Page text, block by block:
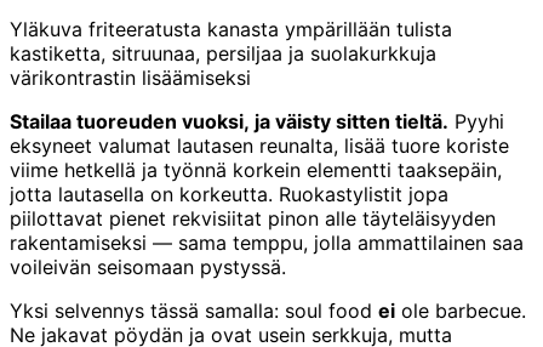
Yläkuva friteeratusta kanasta ympärillään tulista
kastiketta, sitruunaa, persiljaa ja suolakurkkuja
värikontrastin lisäämiseksi
Stailaa tuoreuden vuoksi, ja väisty sitten tieltä. Pyyhi
eksyneet valumat lautasen reunalta, lisää tuore koriste
viime hetkellä ja työnnä korkein elementti taaksepäin,
jotta lautasella on korkeutta. Ruokastylistit jopa
piilottavat pienet rekvisiitat pinon alle täyteläisyyden
rakentamiseksi — sama temppu, jolla ammattilainen saa
voileivän seisomaan pystyssä.
Yksi selvennys tässä samalla: soul food ei ole barbecue.
Ne jakavat pöydän ja ovat usein serkkuja, mutta